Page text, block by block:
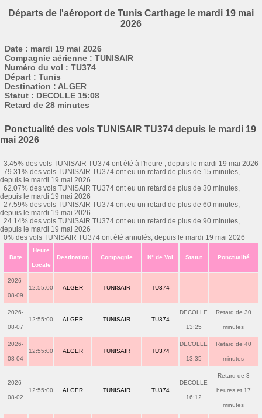
Départs de l'aéroport de Tunis Carthage le mardi 19 mai
2026
Date : mardi 19 mai 2026
Compagnie aérienne : TUNISAIR
Numéro du vol : TU374
Départ : Tunis
Destination : ALGER
Statut : DECOLLE 15:08
Retard de 28 minutes
Ponctualité des vols TUNISAIR TU374 depuis le mardi 19
mai 2026
3.45% des vols TUNISAIR TU374 ont été à l'heure , depuis le mardi 19 mai 2026
79.31% des vols TUNISAIR TU374 ont eu un retard de plus de 15 minutes,
depuis le mardi 19 mai 2026
62.07% des vols TUNISAIR TU374 ont eu un retard de plus de 30 minutes,
depuis le mardi 19 mai 2026
27.59% des vols TUNISAIR TU374 ont eu un retard de plus de 60 minutes,
depuis le mardi 19 mai 2026
24.14% des vols TUNISAIR TU374 ont eu un retard de plus de 90 minutes,
depuis le mardi 19 mai 2026
0% des vols TUNISAIR TU374 ont été annulés, depuis le mardi 19 mai 2026
Date
Heure
Locale
Destination Compagnie N° de Vol Statut Ponctualité
2026-
08-09
12:55:00 ALGER TUNISAIR TU374
2026-
08-07
12:55:00 ALGER TUNISAIR TU374
DECOLLE
13:25
Retard de 30
minutes
2026-
08-04
12:55:00 ALGER TUNISAIR TU374
DECOLLE
13:35
Retard de 40
minutes
2026-
08-02
12:55:00 ALGER TUNISAIR TU374
DECOLLE
16:12
Retard de 3
heures et 17
minutes